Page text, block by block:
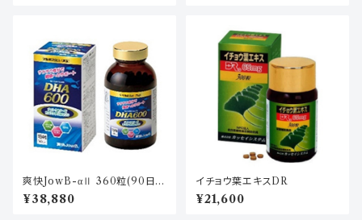
爽快JowB-αⅡ 360粒(90日
分)
¥38,880
イチョウ葉エキスDR
¥21,600